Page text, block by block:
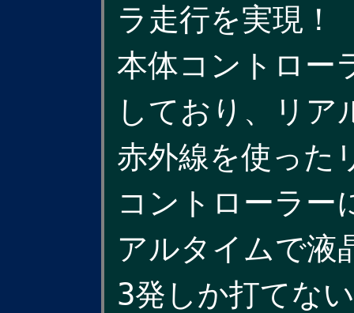
ラ走行を実現！
本体コントロー
しており、リア
赤外線を使った
コントローラー
アルタイムで液
3発しか打てな